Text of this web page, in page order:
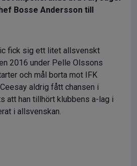
Bosse Andersson till
fick sig ett litet allsvenskt
2016 under Pelle Olssons
och mål borta mot IFK
aldrig fått chansen i
att han tillhört klubbens a-lag i
i allsvenskan.